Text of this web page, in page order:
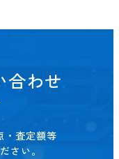
合わせ
・査定額等
さい。